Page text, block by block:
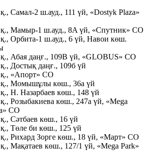
Самал-2 ш.ауд., 111 үй, «Dostyk Plaza»
Мамыр-1 ш.ауд., 8A үй, «Спутник» СО
Орбита-1 ш.ауд., 6 үй, Навои көш.
Абая даңғ., 109B үй, «GLOBUS» СО
Достық даңғ., 109б үй
«Апорт» СО
Момышұлы көш., 36а үй
Н. Назарбаев көш., 148 үй
Розыбакиева көш., 247а үй, «Mega
СО
Сәтбаев көш., 16 үй
Төле би көш., 125 үй
Рихард Зорге көш., 18 үй, «Март» СО
Мақатаев көш., 127/1 үй, «Mega Park»